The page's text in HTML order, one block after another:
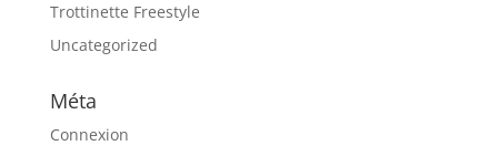
Trottinette Freestyle
Uncategorized
Méta
Connexion